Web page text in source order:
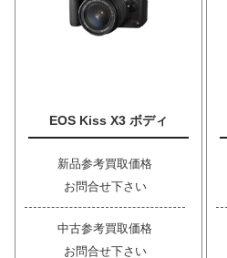
EOS Kiss X3 ボディ
新品参考買取価格
お問合せ下さい
中古参考買取価格
お問合せ下さい